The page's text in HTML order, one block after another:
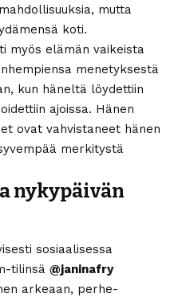
mutta
koti.
myös elämän vaikeista
menetyksestä
kun häneltä löydettiin
ajoissa. Hänen
ovat vahvistaneet hänen
merkitystä
nykypäivän
sosiaalisessa
tilinsä @janinafry
arkeaan, perhe-